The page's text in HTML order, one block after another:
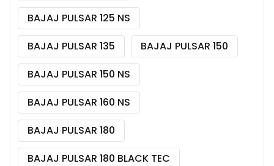
BAJAJ PULSAR 125 NS
BAJAJ PULSAR 135
BAJAJ PULSAR 150
BAJAJ PULSAR 150 NS
BAJAJ PULSAR 160 NS
BAJAJ PULSAR 180
BAJAJ PULSAR 180 BLACK TEC